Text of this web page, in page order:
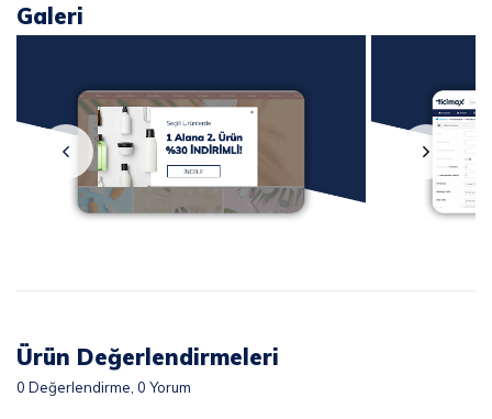
Galeri
Ürün Değerlendirmeleri
0 Değerlendirme, 0 Yorum